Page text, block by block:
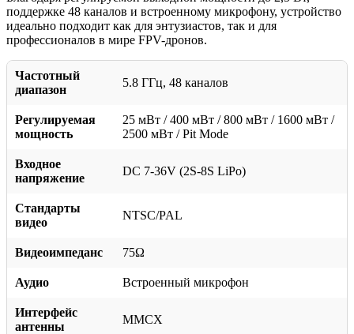
поддержке 48 каналов и встроенному микрофону, устройство
идеально подходит как для энтузиастов, так и для
профессионалов в мире FPV-дронов.
Частотный
диапазон
5.8 ГГц, 48 каналов
Регулируемая
мощность
25 мВт / 400 мВт / 800 мВт / 1600 мВт /
2500 мВт / Pit Mode
Входное
напряжение
DC 7-36V (2S-8S LiPo)
Стандарты
видео
NTSC/PAL
Видеоимпеданс 75Ω
Аудио Встроенный микрофон
Интерфейс
антенны
MMCX